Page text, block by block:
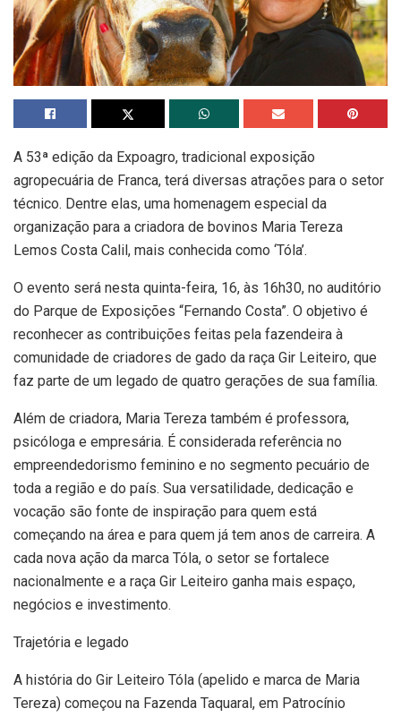
A 53ª edição da Expoagro, tradicional exposição
agropecuária de Franca, terá diversas atrações para o setor
técnico. Dentre elas, uma homenagem especial da
organização para a criadora de bovinos Maria Tereza
Lemos Costa Calil, mais conhecida como ‘Tóla’.
O evento será nesta quinta-feira, 16, às 16h30, no auditório
do Parque de Exposições “Fernando Costa”. O objetivo é
reconhecer as contribuições feitas pela fazendeira à
comunidade de criadores de gado da raça Gir Leiteiro, que
faz parte de um legado de quatro gerações de sua família.
Além de criadora, Maria Tereza também é professora,
psicóloga e empresária. É considerada referência no
empreendedorismo feminino e no segmento pecuário de
toda a região e do país. Sua versatilidade, dedicação e
vocação são fonte de inspiração para quem está
começando na área e para quem já tem anos de carreira. A
cada nova ação da marca Tóla, o setor se fortalece
nacionalmente e a raça Gir Leiteiro ganha mais espaço,
negócios e investimento.
Trajetória e legado
A história do Gir Leiteiro Tóla (apelido e marca de Maria
Tereza) começou na Fazenda Taquaral, em Patrocínio